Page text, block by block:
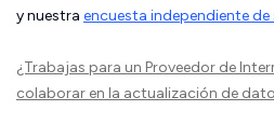
y nuestra encuesta independiente
¿Trabajas para un Proveedor de
colaborar en la actualización de